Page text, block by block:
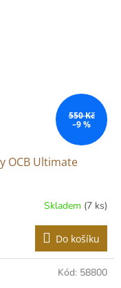
550 Kč
–9 %
OCB Ultimate
Skladem (7 ks)
Do košíku
Kód: 58800